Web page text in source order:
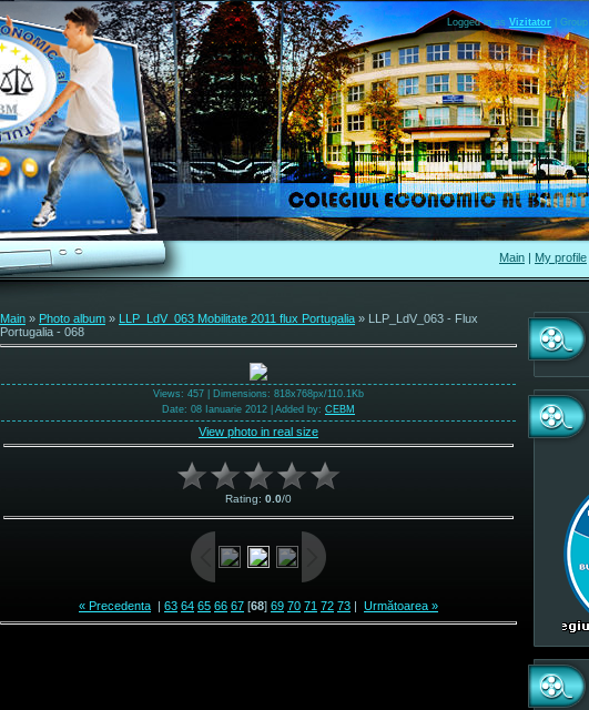
Logged in as Vizitator Group
Main | My profile
Main » Photo album » LLP_LdV_063 Mobilitate 2011 flux Portugalia » LLP_LdV_063 - Flux
Portugalia - 068
Views: 457 | Dimensions: 818x768px/110.1Kb
Date: 08 Ianuarie 2012 | Added by: CEBM
View photo in real size
Rating: 0.0/0
« Precedenta | 63 64 65 66 67 [68] 69 70 71 72 73 | Următoarea »